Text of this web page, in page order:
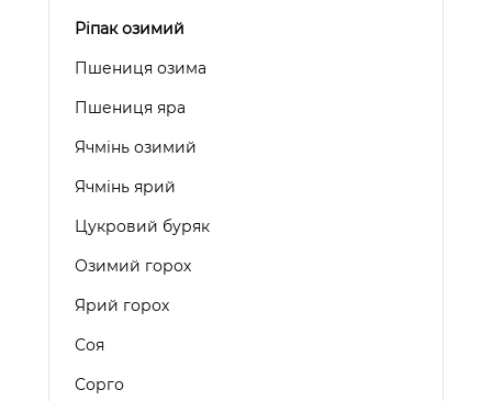
Ріпак озимий
Пшениця озима
Пшениця яра
Ячмінь озимий
Ячмінь ярий
Цукровий буряк
Озимий горох
Ярий горох
Соя
Сорго